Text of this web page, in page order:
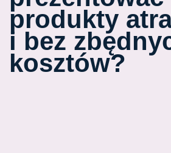
produkty
i bez
kosztów?